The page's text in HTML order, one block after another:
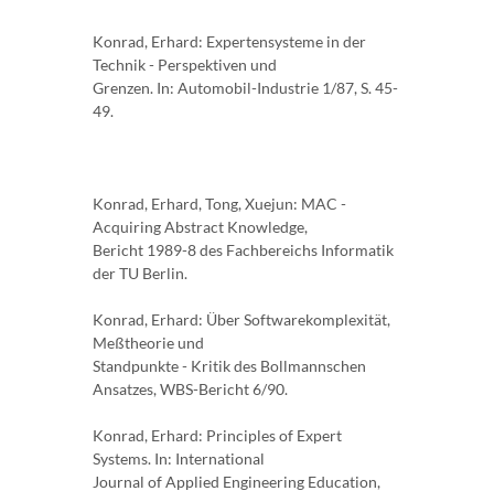
Konrad, Erhard: Expertensysteme in der
Technik - Perspektiven und
Grenzen. In: Automobil-Industrie 1/87, S. 45-
49.
Konrad, Erhard, Tong, Xuejun: MAC -
Acquiring Abstract Knowledge,
Bericht 1989-8 des Fachbereichs Informatik
der TU Berlin.
Konrad, Erhard: Über Softwarekomplexität,
Meßtheorie und
Standpunkte - Kritik des Bollmannschen
Ansatzes, WBS-Bericht 6/90.
Konrad, Erhard: Principles of Expert
Systems. In: International
Journal of Applied Engineering Education,